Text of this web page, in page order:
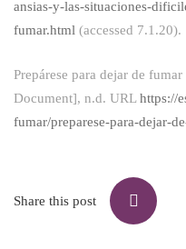
ansias-y-las-situaciones-
fumar.html (accessed 7.1.20).
Prepárese para dejar de
Document], n.d. URLhttps://
fumar/preparese-para-dejar-
Share this post